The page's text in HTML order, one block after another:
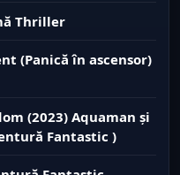
Thriller
(Panică în ascensor)
(2023) Aquaman și
Fantastic )